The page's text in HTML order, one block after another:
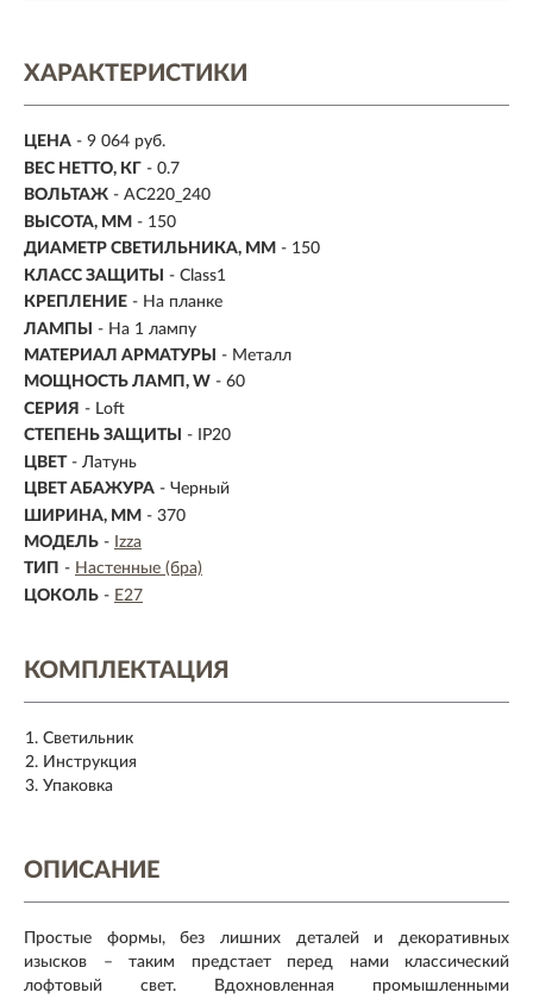
ХАРАКТЕРИСТИКИ
ЦЕНА - 9 064 руб.
ВЕС НЕТТО, КГ - 0.7
ВОЛЬТАЖ - AC220_240
ВЫСОТА, ММ - 150
ДИАМЕТР СВЕТИЛЬНИКА, ММ - 150
КЛАСС ЗАЩИТЫ
- Class1
КРЕПЛЕНИЕ - На планке
ЛАМПЫ
- На 1 лампу
МАТЕРИАЛ АРМАТУРЫ
- Металл
МОЩНОСТЬ ЛАМП, W - 60
СЕРИЯ - Loft
СТЕПЕНЬ ЗАЩИТЫ
- IP20
ЦВЕТ - Латунь
ЦВЕТ АБАЖУРА - Черный
ШИРИНА, ММ - 370
МОДЕЛЬ - Izza
ТИП - Настенные (бра)
ЦОКОЛЬ - E27
КОМПЛЕКТАЦИЯ
Светильник
Инструкция
Упаковка
ОПИСАНИЕ
Простые формы, без лишних деталей и декоративных
изысков – таким предстает перед нами классический
лофтовый свет. Вдохновленная промышленными